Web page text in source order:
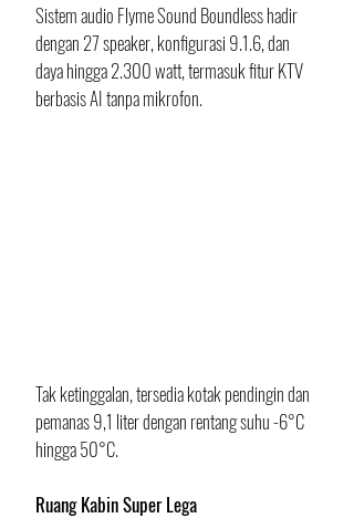
Sistem audio Flyme Sound Boundless hadir
dengan 27 speaker, konfigurasi 9.1.6, dan
daya hingga 2.300 watt, termasuk fitur KTV
berbasis AI tanpa mikrofon.
Tak ketinggalan, tersedia kotak pendingin dan
pemanas 9,1 liter dengan rentang suhu -6°C
hingga 50°C.
Ruang Kabin Super Lega